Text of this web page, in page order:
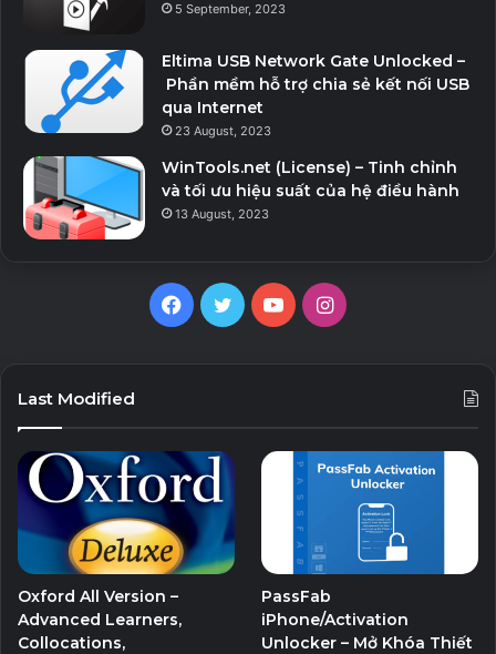
5 September, 2023
Eltima USB Network Gate Unlocked –
Phần mềm hỗ trợ chia sẻ kết nối USB
qua Internet
23 August, 2023
WinTools.net (License) – Tinh chỉnh
và tối ưu hiệu suất của hệ điều hành
13 August, 2023
Facebook
TwitterYouTubeInstagram
Last Modified
Oxford All Version –
Advanced Learners,
Collocations,
PassFab
iPhone/Activation
Unlocker – Mở Khóa Thiết